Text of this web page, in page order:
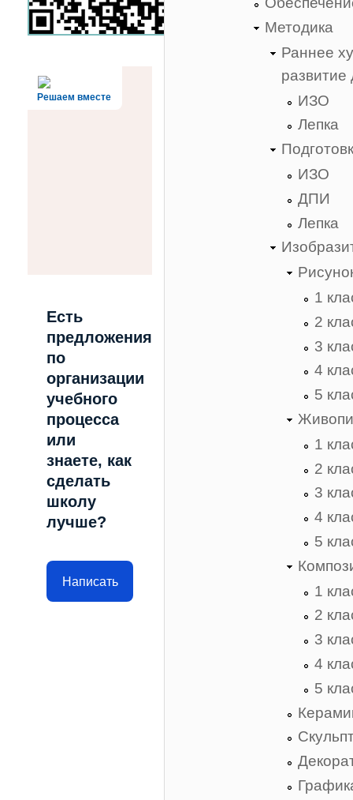
Решаем вместе
Есть
предложения
по
организации
учебного
процесса
или
знаете, как
сделать
школу
лучше?
Написать
Методика
Раннее
развитие
ИЗО
Лепка
ИЗО
ДПИ
Лепка
1
2
3
4
5
1
2
3
4
5
1
2
3
4
5